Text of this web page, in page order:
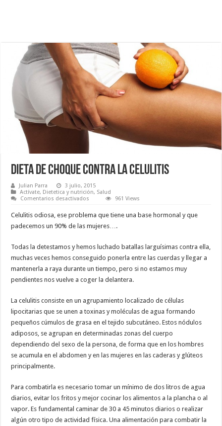
Dieta de choque contra la celulitis
Julian Parra
3 julio, 2015
Actívate, Dietetica y nutrición, Salud
Comentarios desactivados
choque
contra
la
961 Views
Celulitis odiosa, ese problema que tiene una base hormonal y que
padecemos un 90% de las mujeres….
Todas la detestamos y hemos luchado batallas larguísimas contra ella,
muchas veces hemos conseguido ponerla entre las cuerdas y llegar a
mantenerla a raya durante un tiempo, pero si no estamos muy
pendientes nos vuelve a coger la delantera.
La celulitis consiste en un agrupamiento localizado de células
lipocitarias que se unen a toxinas y moléculas de agua formando
pequeños cúmulos de grasa en el tejido subcutáneo. Estos nódulos
adiposos, se agrupan en determinadas zonas del cuerpo
dependiendo del sexo de la persona, de forma que en los hombres
se acumula en el abdomen y en las mujeres en las caderas y glúteos
principalmente.
Para combatirla es necesario tomar un mínimo de dos litros de agua
diarios, evitar los fritos y mejor cocinar los alimentos a la plancha o al
vapor. Es fundamental caminar de 30 a 45 minutos diarios o realizar
algún otro tipo de actividad física. Una alimentación para combatir la